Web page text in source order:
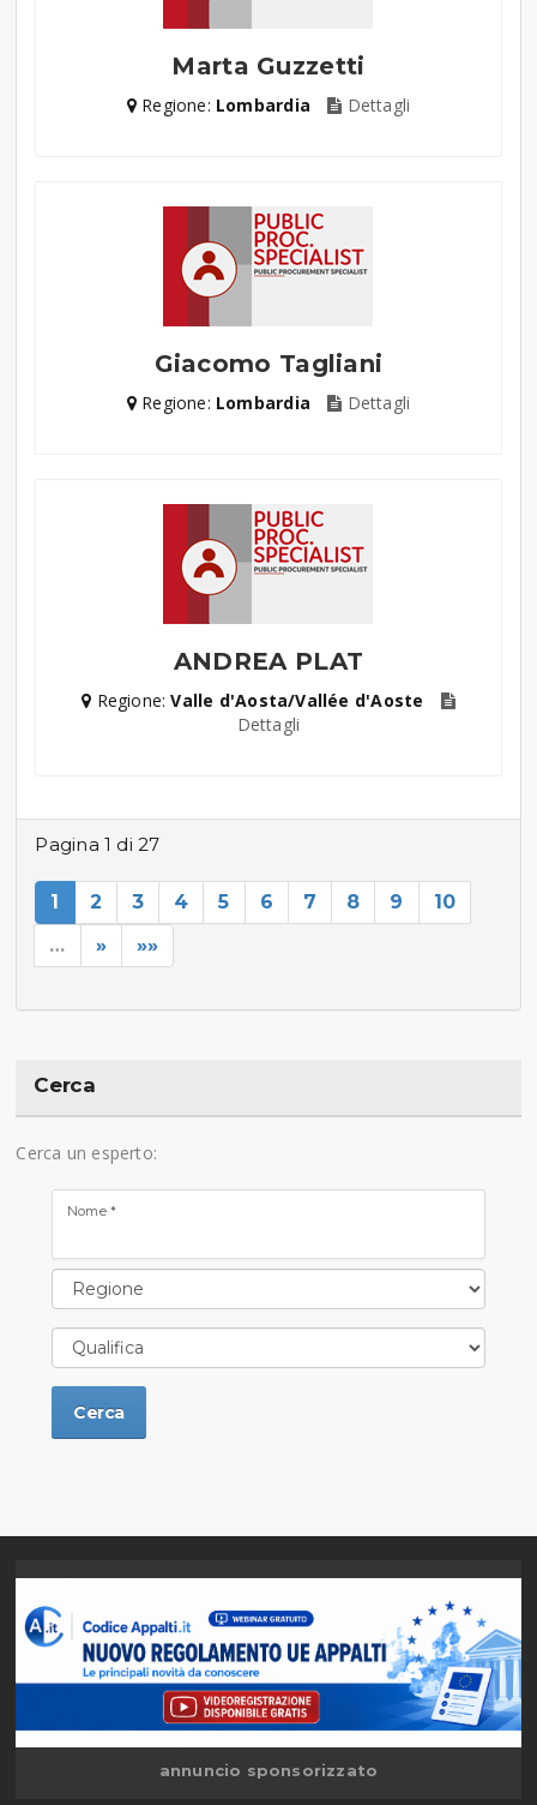
Marta Guzzetti
Regione: Lombardia Dettagli
Giacomo Tagliani
Regione: Lombardia Dettagli
ANDREA PLAT
Regione:Valle d'Aosta/Vallée d'Aoste
Dettagli
Pagina 1 di 27
1 2 3 4 5 6 7 8 9
10
…
» »»
Cerca
Cerca un esperto:
Nome *
annuncio sponsorizzato